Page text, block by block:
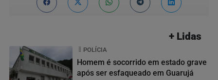
+ Lidas
POLÍCIA
Homem é socorrido em estado grave
após ser esfaqueado em Guarujá